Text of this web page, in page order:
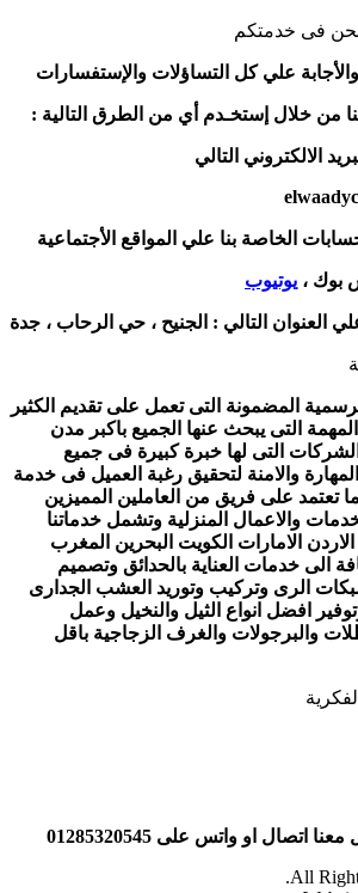
نحن فى خدمتكم
علي كل التساؤلات والإستفسارات
بنا من خلال إستخـدم أي من الطرق التالية :
الالكتروني التالي
الخاصة بنا علي المواقع الأجتماعية
بوك ، يوتيوب
العنوان التالي : الجنيح ، حي الرحاب ، جدة
المضمونة التى تعمل على تقديم الكثير
التى يبحث عنها الجميع باكبر مدن
الشركات التى لها خبرة كبيرة فى جميع
والامنة لتحقيق رغبة العميل فى خدمة
تعتمد على فريق من العاملين المميزين
والاعمال المنزلية وتشمل خدماتنا
الامارات الكويت البحرين المغرب
الى خدمات العناية بالحدائق وتصميم
الرى وتركيب وتوريد العشب الجدارى
افضل انواع الثيل والنخيل وعمل
والبرجولات والغرف الزجاجية باقل
اتصال او واتس على 01285320545